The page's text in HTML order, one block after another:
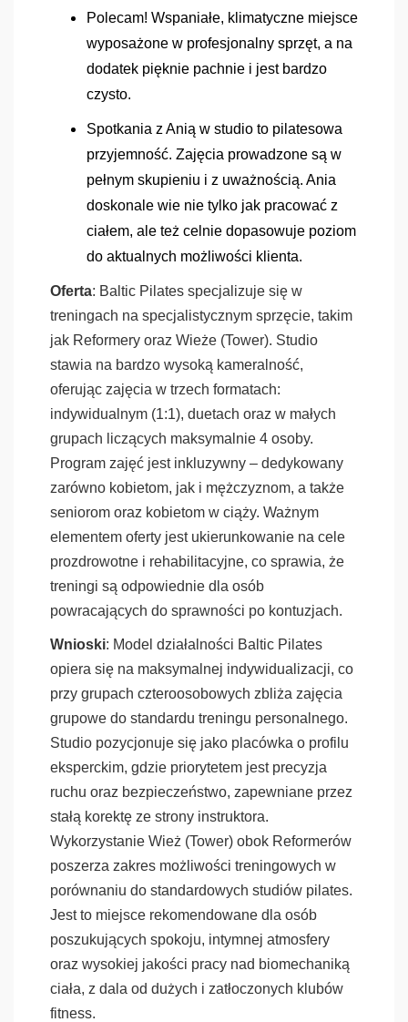
Polecam! Wspaniałe, klimatyczne miejsce
wyposażone w profesjonalny sprzęt, a na
dodatek pięknie pachnie i jest bardzo
czysto.
Spotkania z Anią w studio to pilatesowa
przyjemność. Zajęcia prowadzone są w
pełnym skupieniu i z uważnością. Ania
doskonale wie nie tylko jak pracować z
ciałem, ale też celnie dopasowuje poziom
do aktualnych możliwości klienta.
Oferta: Baltic Pilates specjalizuje się w
treningach na specjalistycznym sprzęcie, takim
jak Reformery oraz Wieże (Tower). Studio
stawia na bardzo wysoką kameralność,
oferując zajęcia w trzech formatach:
indywidualnym (1:1), duetach oraz w małych
grupach liczących maksymalnie 4 osoby.
Program zajęć jest inkluzywny – dedykowany
zarówno kobietom, jak i mężczyznom, a także
seniorom oraz kobietom w ciąży. Ważnym
elementem oferty jest ukierunkowanie na cele
prozdrowotne i rehabilitacyjne, co sprawia, że
treningi są odpowiednie dla osób
powracających do sprawności po kontuzjach.
Wnioski: Model działalności Baltic Pilates
opiera się na maksymalnej indywidualizacji, co
przy grupach czteroosobowych zbliża zajęcia
grupowe do standardu treningu personalnego.
Studio pozycjonuje się jako placówka o profilu
eksperckim, gdzie priorytetem jest precyzja
ruchu oraz bezpieczeństwo, zapewniane przez
stałą korektę ze strony instruktora.
Wykorzystanie Wież (Tower) obok Reformerów
poszerza zakres możliwości treningowych w
porównaniu do standardowych studiów pilates.
Jest to miejsce rekomendowane dla osób
poszukujących spokoju, intymnej atmosfery
oraz wysokiej jakości pracy nad biomechaniką
ciała, z dala od dużych i zatłoczonych klubów
fitness.